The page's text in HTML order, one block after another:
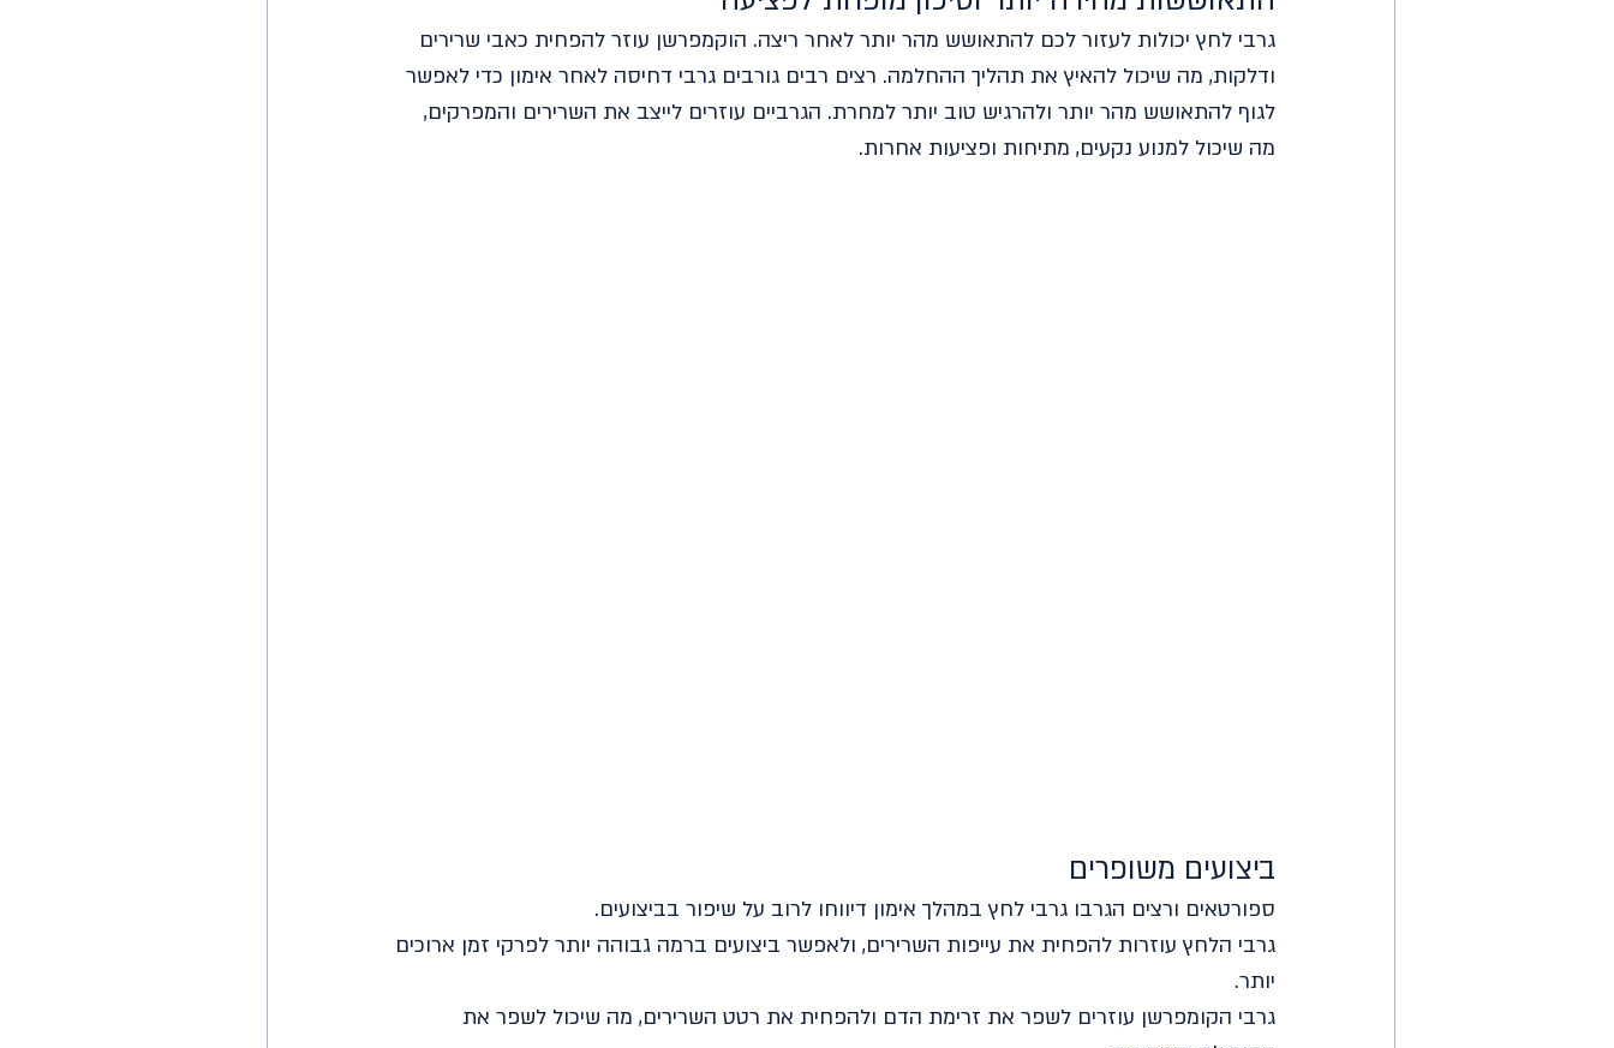
גרבי לחץ יכולות לעזור לכם להתאושש מהר יותר לאחר ריצה. הוקמפרשן עוזר להפחית כאבי שרירים
ודלקות, מה שיכול להאיץ את תהליך ההחלמה. רצים רבים גורבים גרבי דחיסה לאחר אימון כדי לאפשר
לגוף להתאושש מהר יותר ולהרגיש טוב יותר למחרת. הגרביים עוזרים לייצב את השרירים והמפרקים,
מה שיכול למנוע נקעים, מתיחות ופציעות אחרות.
ביצועים משופרים
ספורטאים ורצים הגרבו גרבי לחץ במהלך אימון דיווחו לרוב על שיפור בביצועים.
גרבי הלחץ עוזרות להפחית את עייפות השרירים, ולאפשר ביצועים ברמה גבוהה יותר לפרקי זמן ארוכים
יותר.
גרבי הקומפרשן עוזרים לשפר את זרימת הדם ולהפחית את רטט השרירים, מה שיכול לשפר את